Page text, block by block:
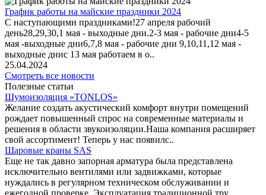
График работы на майские праздники 2024
С наступающими праздниками!27 апреля рабочий
день28,29,30,1 мая - выходные дни.2-3 мая - рабочие дни4-5
мая -выходные дни6,7,8 мая - рабочие дни 9,10,11,12 мая -
выходные днис 13 мая работаем в о..
25.04.2024
Смотреть все новости
Полезные статьи
Шумоизоляция «TONLOS»
Желание создать акустический комфорт внутри помещений
рождает повышенный спрос на современные материалы и
решения в области звукоизоляции.Наша компания расширяет
свой ассортимент! Теперь у нас появилс..
Шаровые краны SAS
Еще не так давно запорная арматура была представлена
исключительно вентилями или задвижками, которые
нуждались в регулярном техническом обслуживании и
ежегодной проверке. Эксплуатация традиционной тру..